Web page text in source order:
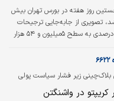
روز هفته در بورس تهران بیش
تصویری از جابه‌جایی ترجیحات
سرمایه‌گذاران ارائه داد. شاخص کل با افت ۰.۴درصدی به سطح ۵‌میلیون و ۵۴ هزار
این واگرایی در شرایطی ادامه
منفی قرار داشته، اما شاخص
پول حقیقی‌ها ادامه یافت؛ اما
بلاک‌چینی زیر فشار سیاست پولی
کریپتو در واشنگتن